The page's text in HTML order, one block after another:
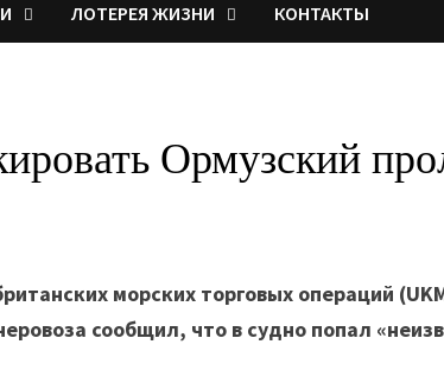
ЛОТЕРЕЯ ЖИЗНИ КОНТАКТЫ
Ормузский
морских торговых операций
сообщил, что в судно попал